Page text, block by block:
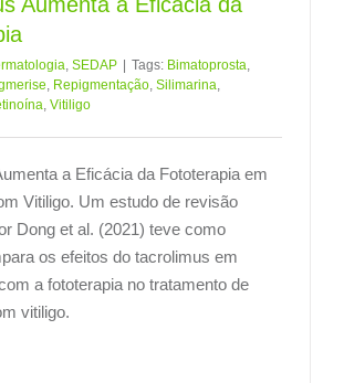
Aumenta a Eficácia da
, SEDAP Tags: Bimatoprosta,
, Repigmentação, Silimarina,
, Vitiligo
a Eficácia da Fototerapia em
Vitiligo. Um estudo de revisão
Dong et al. (2021) teve como
os efeitos do tacrolimus em
a fototerapia no tratamento de
vitiligo.